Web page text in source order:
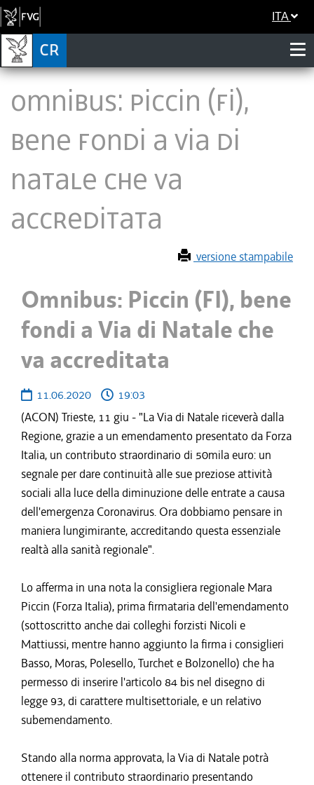
ITA
Omnibus: Piccin (FI),
bene fondi a Via di
Natale che va
accreditata
versione stampabile
Omnibus: Piccin (FI), bene
fondi a Via di Natale che
va accreditata
11.06.2020
19:03
(ACON) Trieste, 11 giu - "La Via di Natale riceverà dalla
Regione, grazie a un emendamento presentato da Forza
Italia, un contributo straordinario di 50mila euro: un
segnale per dare continuità alle sue preziose attività
sociali alla luce della diminuzione delle entrate a causa
dell'emergenza Coronavirus. Ora dobbiamo pensare in
maniera lungimirante, accreditando questa essenziale
realtà alla sanità regionale".
Lo afferma in una nota la consigliera regionale Mara
Piccin (Forza Italia), prima firmataria dell'emendamento
(sottoscritto anche dai colleghi forzisti Nicoli e
Mattiussi, mentre hanno aggiunto la firma i consiglieri
Basso, Moras, Polesello, Turchet e Bolzonello) che ha
permesso di inserire l'articolo 84 bis nel disegno di
legge 93, di carattere multisettoriale, e un relativo
subemendamento.
Stando alla norma approvata, la Via di Natale potrà
ottenere il contributo straordinario presentando